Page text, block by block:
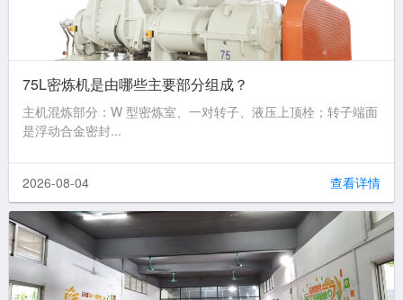
75L密炼机是由哪些主要部分组成？
主机混炼部分：W 型密炼室、一对转子、液压上顶栓；转子端面
是浮动合金密封...
2026-08-04 查看详情